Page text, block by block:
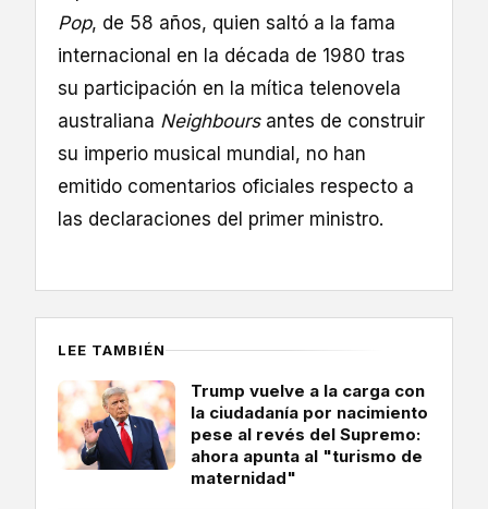
Pop, de 58 años, quien saltó a la fama
internacional en la década de 1980 tras
su participación en la mítica telenovela
australiana Neighboursantes de construir
su imperio musical mundial, no han
emitido comentarios oficiales respecto a
las declaraciones del primer ministro.
LEE TAMBIÉN
Trump vuelve a la carga con
la ciudadanía por nacimiento
pese al revés del Supremo:
ahora apunta al "turismo de
maternidad"